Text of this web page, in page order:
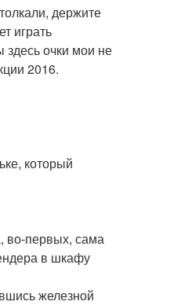
держите
играть
очки мои не
2016.
который
во-первых, сама
в шкафу
железной